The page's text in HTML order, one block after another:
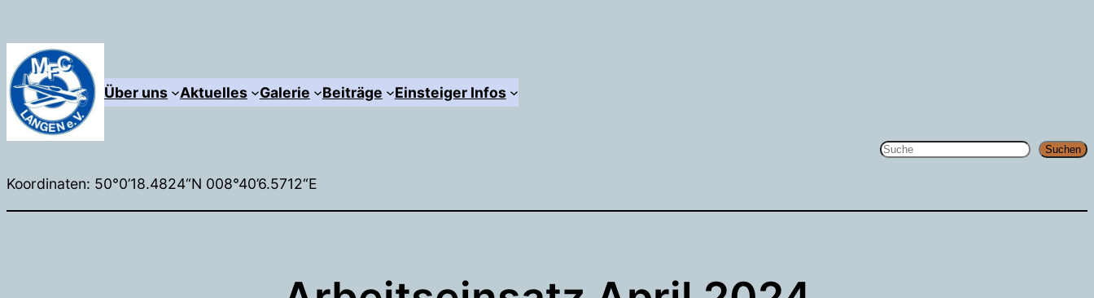
Inhalt
springen
Über uns
Aktuelles Galerie Beiträge Einsteiger Infos
Suchen Suchen
Koordinaten: 50°0’18.4824“N 008°40’6.5712“E